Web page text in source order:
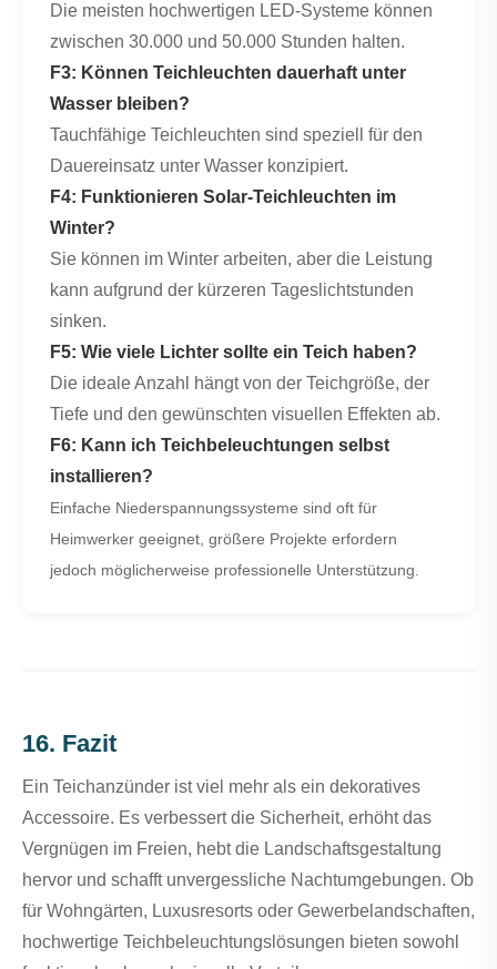
Die meisten hochwertigen LED-Systeme können
zwischen 30.000 und 50.000 Stunden halten.
F3: Können Teichleuchten dauerhaft unter
Wasser bleiben?
Tauchfähige Teichleuchten sind speziell für den
Dauereinsatz unter Wasser konzipiert.
F4: Funktionieren Solar-Teichleuchten im
Winter?
Sie können im Winter arbeiten, aber die Leistung
kann aufgrund der kürzeren Tageslichtstunden
sinken.
F5: Wie viele Lichter sollte ein Teich haben?
Die ideale Anzahl hängt von der Teichgröße, der
Tiefe und den gewünschten visuellen Effekten ab.
F6: Kann ich Teichbeleuchtungen selbst
installieren?
Einfache Niederspannungssysteme sind oft für
Heimwerker geeignet, größere Projekte erfordern
jedoch möglicherweise professionelle Unterstützung.
16. Fazit
Ein Teichanzünder ist viel mehr als ein dekoratives
Accessoire. Es verbessert die Sicherheit, erhöht das
Vergnügen im Freien, hebt die Landschaftsgestaltung
hervor und schafft unvergessliche Nachtumgebungen. Ob
für Wohngärten, Luxusresorts oder Gewerbelandschaften,
hochwertige Teichbeleuchtungslösungen bieten sowohl